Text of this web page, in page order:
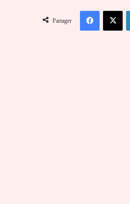
courriel
Partager
FacebookX